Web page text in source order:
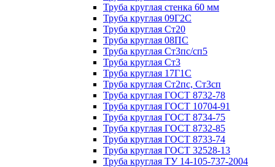
Труба круглая стенка 60 мм
Труба круглая 09Г2С
Труба круглая Ст20
Труба круглая 08ПС
Труба круглая Ст3пс/сп5
Труба круглая Ст3
Труба круглая 17Г1С
Труба круглая Ст2пс, Ст3сп
Труба круглая ГОСТ 8732-78
Труба круглая ГОСТ 10704-91
Труба круглая ГОСТ 8734-75
Труба круглая ГОСТ 8732-85
Труба круглая ГОСТ 8733-74
Труба круглая ГОСТ 32528-13
Труба круглая ТУ 14-105-737-2004